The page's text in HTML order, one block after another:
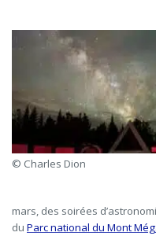
© Charles Dion
mars, des soirées
du Parc national du Mont